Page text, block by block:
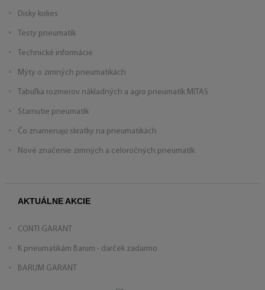
Disky kolies
Testy pneumatík
Technické informácie
Mýty o zimných pneumatikách
Tabuľka rozmerov nákladných a agro pneumatík MITAS
Starnutie pneumatík
Čo znamenajú skratky na pneumatikách
Nové značenie zimných a celoročných pneumatík
AKTUÁLNE AKCIE
CONTI GARANT
K pneumatikám Barum - darček zadarmo
BARUM GARANT